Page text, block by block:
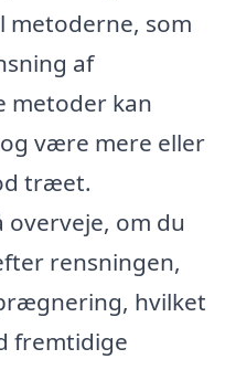
metoderne, som
af
metoder kan
være mere eller
træet.
overveje, om du
rensningen,
hvilket
fremtidige